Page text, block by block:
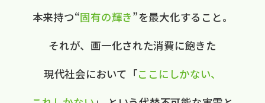
本来持つ“固有の​輝き”を​最大化する​こと。
それが、​画一化された​消費に​飽きた​
現代社会に​おいて ​「ここに​しかない、​